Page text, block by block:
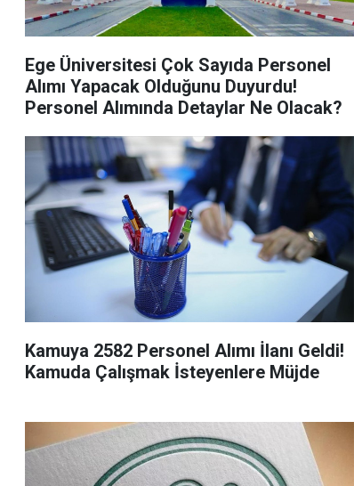
Ege Üniversitesi Çok Sayıda Personel
Alımı Yapacak Olduğunu Duyurdu!
Personel Alımında Detaylar Ne Olacak?
Kamuya 2582 Personel Alımı İlanı Geldi!
Kamuda Çalışmak İsteyenlere Müjde